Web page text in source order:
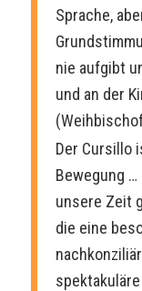
Sprache,
nie aufgibt
und an der
Der Cursillo
Bewegung …
unsere Zeit
die eine